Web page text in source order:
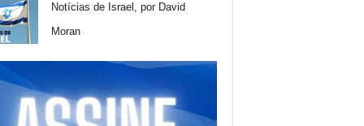
Notícias de Israel, por David
Moran